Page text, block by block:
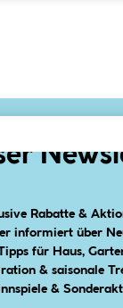
Rabatte &
informiert über
für Haus,
& saisonale
&